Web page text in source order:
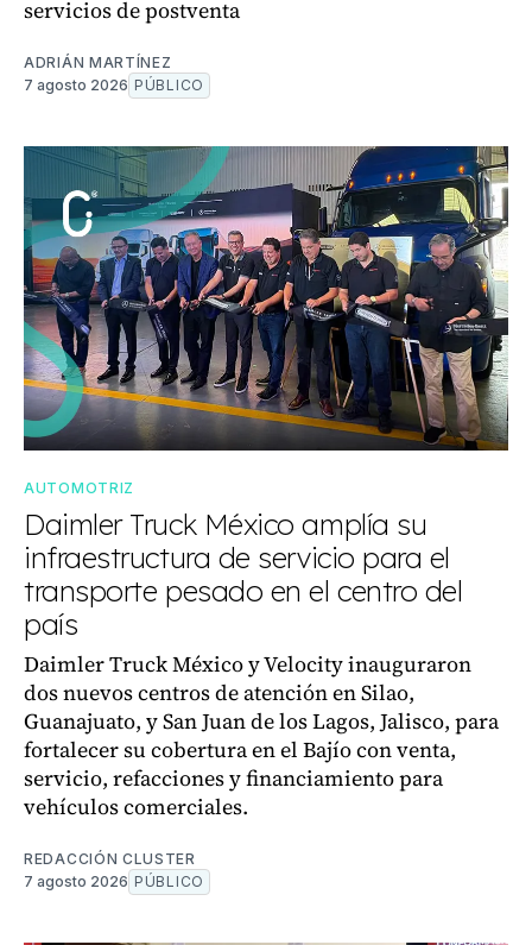
servicios de postventa
ADRIÁN MARTÍNEZ
7 agosto 2026 PÚBLICO
AUTOMOTRIZ
Daimler Truck México amplía su
infraestructura de servicio para el
transporte pesado en el centro del
país
Daimler Truck México y Velocity inauguraron
dos nuevos centros de atención en Silao,
Guanajuato, y San Juan de los Lagos, Jalisco, para
fortalecer su cobertura en el Bajío con venta,
servicio, refacciones y financiamiento para
vehículos comerciales.
REDACCIÓN CLUSTER
7 agosto 2026 PÚBLICO